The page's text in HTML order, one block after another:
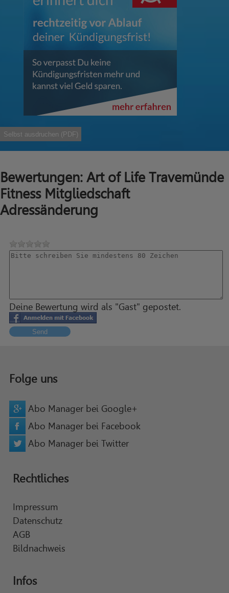
Selbst ausdruchen (PDF)
Bewertungen: Art of Life Travemünde
Fitness Mitgliedschaft
Adressänderung
Deine Bewertung wird als "Gast" gepostet.
Send
Folge uns
Abo Manager bei Google+
Abo Manager bei Facebook
Abo Manager bei Twitter
Rechtliches
Impressum
Datenschutz
AGB
Bildnachweis
Infos